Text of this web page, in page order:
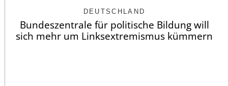
DEUTSCHLAND
Bundeszentrale für politische Bildung will
sich mehr um Linksextremismus kümmern